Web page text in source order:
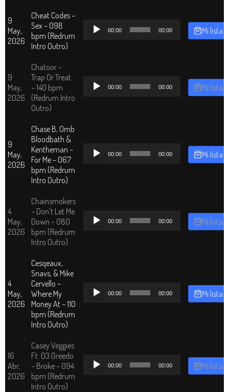
9
May,
2026
Cheat Codes –
Sex – 098
bpm (Redrum
Intro Outro)
Reproductor
00:00 00:00 Mi lista
9
May,
2026
Chatoor –
Trap Or Treat
– 140 bpm
(Redrum Intro
Outro)
Reproductor
00:00 00:00 Mi lista
9
May,
2026
Chase B, Omb
Bloodbath &
Kentheman –
For Me – 067
bpm (Redrum
Intro Outro)
Reproductor
00:00 00:00 Mi lista
4
May,
2026
Chainsmokers
– Don’t Let Me
Down – 080
bpm (Redrum
Intro Outro)
Reproductor
00:00 00:00 Mi lista
4
May,
2026
Cesqeaux,
Snavs, & Mike
Cervello –
Where My
Money At – 110
bpm (Redrum
Intro Outro)
Reproductor
00:00 00:00 Mi lista
16
Abr,
2026
Casey Veggies
Ft. 03 Greedo
– Broke – 094
bpm (Redrum
Intro Outro)
Reproductor
00:00 00:00 Mi lista